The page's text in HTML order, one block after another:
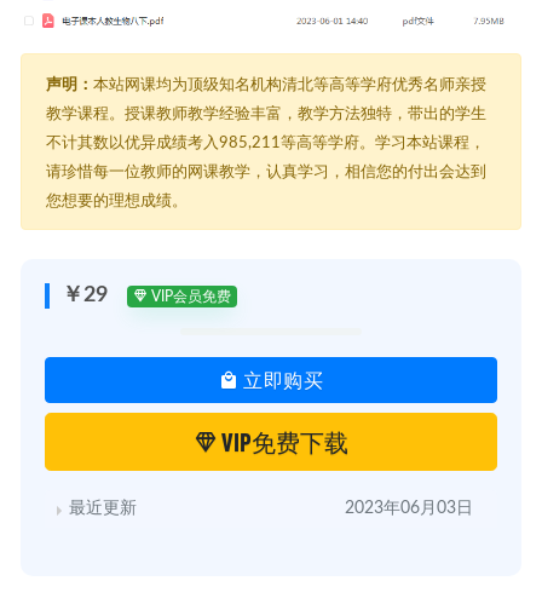
声明： 本站网课均为顶级知名机构清北等高等学府优秀名师亲授
教学课程。授课教师教学经验丰富，教学方法独特，带出的学生
不计其数以优异成绩考入985,211等高等学府。学习本站课程，
请珍惜每一位教师的网课教学，认真学习，相信您的付出会达到
您想要的理想成绩。
￥29 VIP会员免费
立即购买
VIP免费下载
最近更新 2023年06月03日